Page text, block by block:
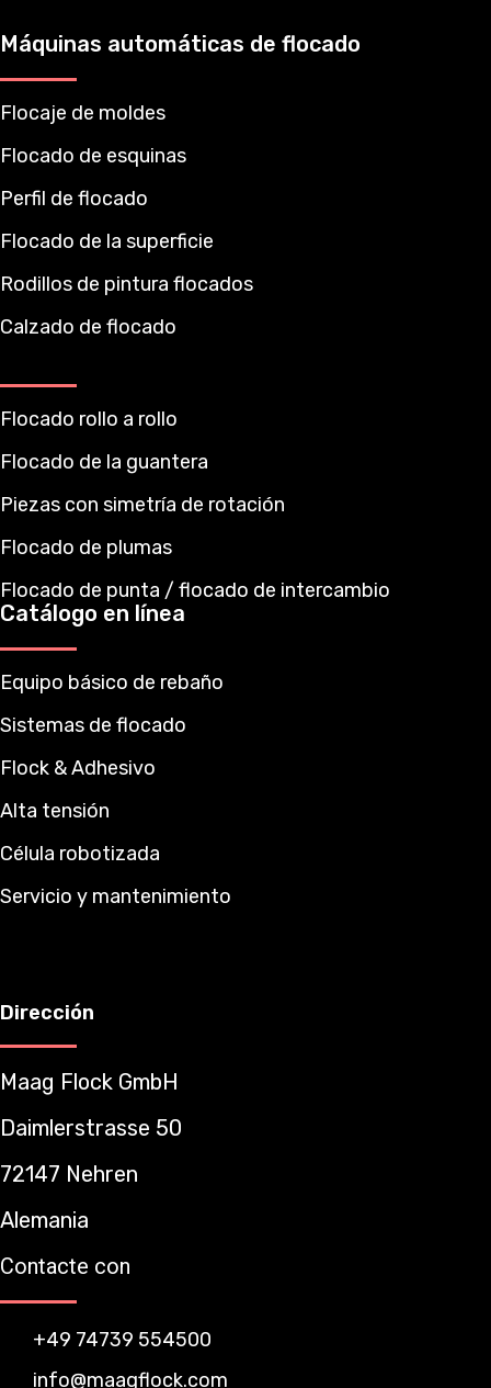
Máquinas automáticas de flocado
Flocaje de moldes
Flocado de esquinas
Perfil de flocado
Flocado de la superficie
Rodillos de pintura flocados
Calzado de flocado
Flocado rollo a rollo
Flocado de la guantera
Piezas con simetría de rotación
Flocado de plumas
Flocado de punta / flocado de intercambio
Catálogo en línea
Equipo básico de rebaño
Sistemas de flocado
Flock & Adhesivo
Alta tensión
Célula robotizada
Servicio y mantenimiento
Dirección
Maag Flock GmbH
Daimlerstrasse 50
72147 Nehren
Alemania
Contacte con
+49 74739 554500
info@maagflock.com